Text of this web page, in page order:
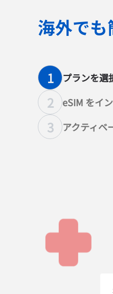
海外で
1 プランを選
2 eSIM をイ
3 アクティベ